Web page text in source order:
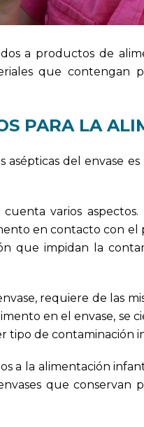
a productos de
que contengan
PARA LA
asépticas del envase
varios
en contacto con
que impidan la
requiere de las
en el envase, se
tipo de contaminación
a la alimentación
que